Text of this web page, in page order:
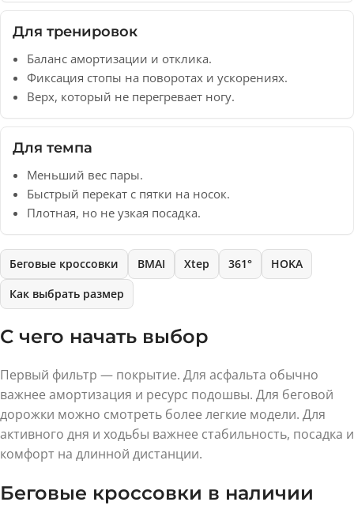
Для тренировок
Баланс амортизации и отклика.
Фиксация стопы на поворотах и ускорениях.
Верх, который не перегревает ногу.
Для темпа
Меньший вес пары.
Быстрый перекат с пятки на носок.
Плотная, но не узкая посадка.
Беговые кроссовки BMAI Xtep 361°
HOKA
Как выбрать размер
С чего начать выбор
Первый фильтр — покрытие. Для асфальта обычно
важнее амортизация и ресурс подошвы. Для беговой
дорожки можно смотреть более легкие модели. Для
активного дня и ходьбы важнее стабильность, посадка и
комфорт на длинной дистанции.
Беговые кроссовки в наличии